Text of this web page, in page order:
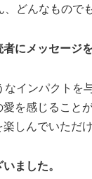
、どんなもので
にメッセージを
なインパクトを
を感じること
しんでいただ
ました。